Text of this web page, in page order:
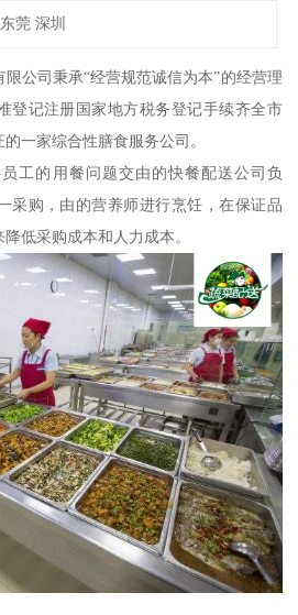
东莞 深圳
公司秉承“经营规范诚信为本”的经营理
登记注册国家地方税务登记手续齐全市
一家综合性膳食服务公司。
工的用餐问题交由的快餐配送公司负
采购，由的营养师进行烹饪，在保证品
低采购成本和人力成本。